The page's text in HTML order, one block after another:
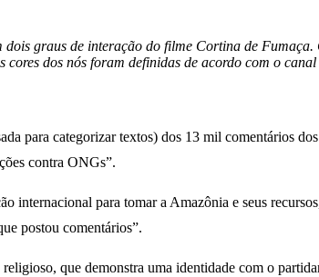
dois graus de interação do filme Cortina de
cores dos nós foram definidas de acordo com o
para categorizar textos) dos 13 mil comentários
contra ONGs”.
internacional para tomar a Amazônia e seus
postou comentários”.
que demonstra uma identidade com o